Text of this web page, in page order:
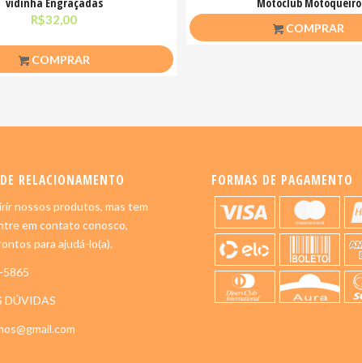
R$32,00
COMPRAR
COMPRAR
RELACIONAMENTO
nossos produtos, mas tem
em contato conosco,
para ajudá-lo(a).
5865
DÚVIDAS
FORMAS DE PAGAMENTO